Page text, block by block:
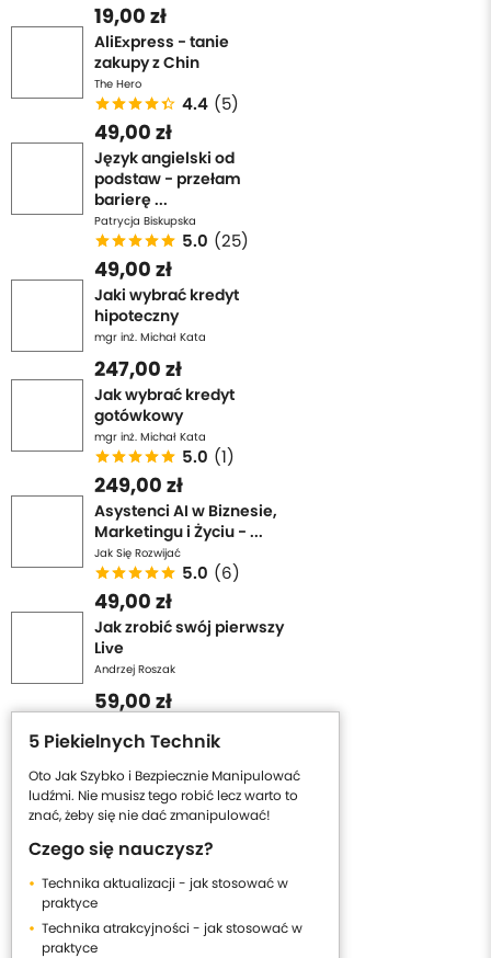
19,00 zł
AliExpress - tanie
zakupy z Chin
The Hero
4.4 (5)
49,00 zł
Język angielski od
podstaw - przełam
barierę ...
Patrycja Biskupska
5.0 (25)
49,00 zł
Jaki wybrać kredyt
hipoteczny
mgr inż. Michał Kata
247,00 zł
Jak wybrać kredyt
gotówkowy
mgr inż. Michał Kata
5.0 (1)
249,00 zł
Asystenci AI w Biznesie,
Marketingu i Życiu - ...
Jak Się Rozwijać
5.0 (6)
49,00 zł
Jak zrobić swój pierwszy
Live
Andrzej Roszak
59,00 zł
5 Piekielnych Technik
Oto Jak Szybko i Bezpiecznie Manipulować
ludźmi. Nie musisz tego robić lecz warto to
znać, żeby się nie dać zmanipulować!
Czego się nauczysz?
Technika aktualizacji - jak stosować w
praktyce
Technika atrakcyjności - jak stosować w
praktyce